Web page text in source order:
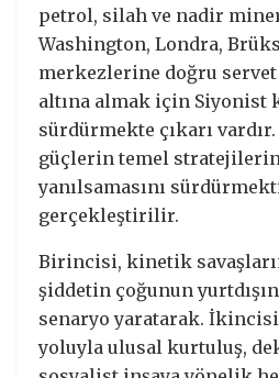
petrol, silah ve nadir
Washington, Londra,
merkezlerine doğru servet
altına almak için Siyonist
sürdürmekte çıkarı
güçlerin temel
yanılsamasını
gerçekleştirilir.
Birincisi, kinetik
şiddetin çoğunun
senaryo yaratarak.
yoluyla ulusal kurtuluş,